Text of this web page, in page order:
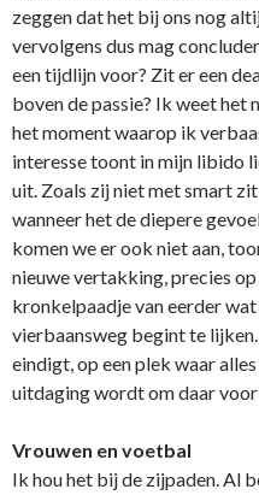
zeggen dat het bij ons nog
vervolgens dus mag
een tijdlijn voor? Zit er een
boven de passie? Ik weet het
het moment waarop ik
interesse toont in mijn libido
uit. Zoals zij niet met smart
wanneer het de diepere
komen we er ook niet aan,
nieuwe vertakking, precies
kronkelpaadje van eerder
vierbaansweg begint te
eindigt, op een plek waar
uitdaging wordt om daar
Vrouwen en voetbal
Ik hou het bij de zijpaden. Al